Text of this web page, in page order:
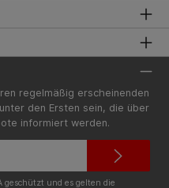
regelmäßig erscheinenden
den Ersten sein, die über
informiert werden.
geschützt und es gelten die